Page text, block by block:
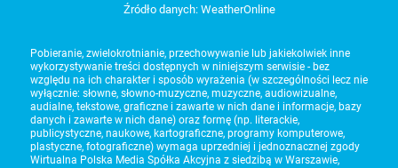
Źródło danych: WeatherOnline
Pobieranie, zwielokrotnianie, przechowywanie lub jakiekolwiek inne
wykorzystywanie treści dostępnych w niniejszym serwisie - bez
względu na ich charakter i sposób wyrażenia (w szczególności lecz nie
wyłącznie: słowne, słowno-muzyczne, muzyczne, audiowizualne,
audialne, tekstowe, graficzne i zawarte w nich dane i informacje, bazy
danych i zawarte w nich dane) oraz formę (np. literackie,
publicystyczne, naukowe, kartograficzne, programy komputerowe,
plastyczne, fotograficzne) wymaga uprzedniej i jednoznacznej zgody
Wirtualna Polska Media Spółka Akcyjna z siedzibą w Warszawie,